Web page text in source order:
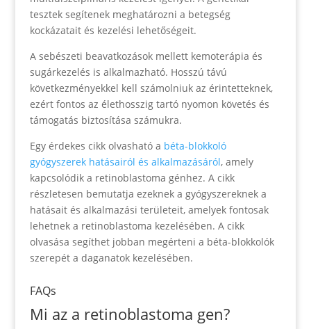
tesztek segítenek meghatározni a betegség
kockázatait és kezelési lehetőségeit.
A sebészeti beavatkozások mellett kemoterápia és
sugárkezelés is alkalmazható. Hosszú távú
következményekkel kell számolniuk az érintetteknek,
ezért fontos az élethosszig tartó nyomon követés és
támogatás biztosítása számukra.
Egy érdekes cikk olvasható a béta-blokkoló
gyógyszerek hatásairól és alkalmazásáról, amely
kapcsolódik a retinoblastoma génhez. A cikk
részletesen bemutatja ezeknek a gyógyszereknek a
hatásait és alkalmazási területeit, amelyek fontosak
lehetnek a retinoblastoma kezelésében. A cikk
olvasása segíthet jobban megérteni a béta-blokkolók
szerepét a daganatok kezelésében.
FAQs
Mi az a retinoblastoma gen?